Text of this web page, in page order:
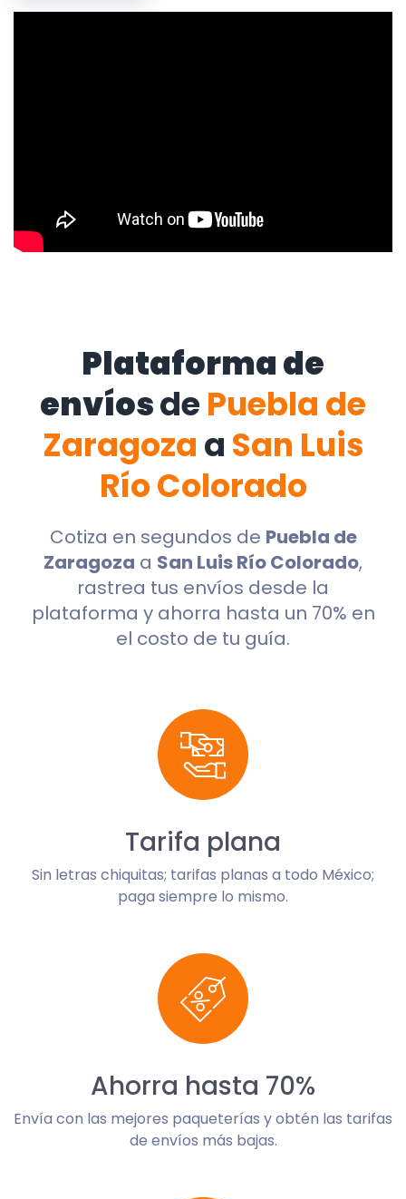
Plataforma de
envíosde Puebla de
Zaragoza a San Luis
Río Colorado
Cotiza en segundos de Puebla de
Zaragoza a San Luis Río Colorado,
rastrea tus envíos desde la
plataforma y ahorra hasta un 70% en
el costo de tu guía.
Tarifa plana
Sin letras chiquitas; tarifas planas a todo México;
paga siempre lo mismo.
Ahorra hasta 70%
Envía con las mejores paqueterías y obtén las tarifas
de envíos más bajas.